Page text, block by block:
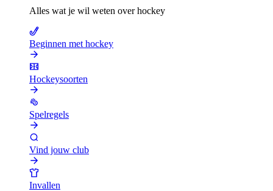
Alles wat je wil weten over hockey
Beginnen met hockey
Hockeysoorten
Spelregels
Vind jouw club
Invallen